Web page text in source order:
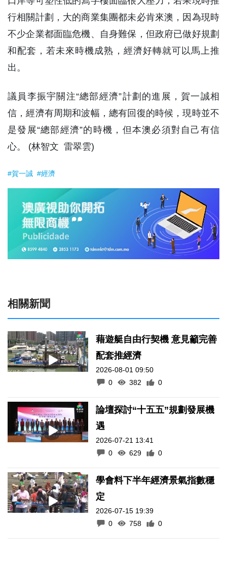
行相關計劃，大的商業集團都未必肯來澳，因為現時
不少企業都面臨危機、自身難保，但政府已做好規劃
和配套，若未來時機成熟，經濟好轉就可以馬上推
出。
議員李振宇關注“總部經濟”計劃的進展，賀一誠相
信，經濟有周期和波幅，總有回復的時候，現時並不
是發展“總部經濟”的時機，但本澳必須對自己有信
心。 (林智文 雷翠雲)
#賀一誠 #經濟
相關新聞
藉遊艇自由行契機 意見籲完善
配套推經濟
2026-08-01 09:50
0
382 0
論壇探討“十五五”規劃發展機
遇
2026-07-21 13:41
0
629 0
學會料下半年經濟景氣指數穩
定
2026-07-15 19:39
0
758 0